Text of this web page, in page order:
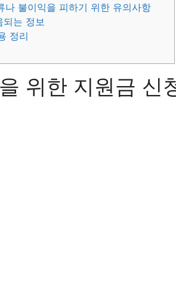
나 불이익을 피하기 위한 유의사항
되는 정보
정리
위한 지원금 신